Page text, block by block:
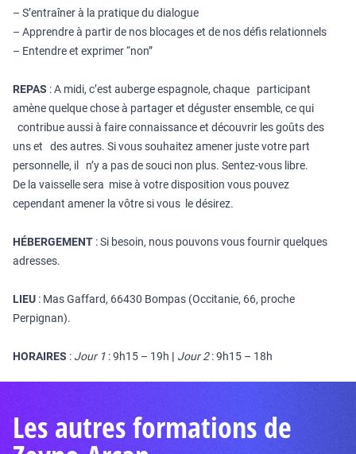
– S’entraîner à la pratique du dialogue
– Apprendre à partir de nos blocages et de nos défis relationnels
– Entendre et exprimer “non”
REPAS : A midi, c’est auberge espagnole, chaque participant
amène quelque chose à partager et déguster ensemble, ce qui
contribue aussi à faire connaissance et découvrir les goûts des
uns et des autres. Si vous souhaitez amener juste votre part
personnelle, il n’y a pas de souci non plus. Sentez-vous libre.
De la vaisselle sera mise à votre disposition vous pouvez
cependant amener la vôtre si vous le désirez.
HÉBERGEMENT : Si besoin, nous pouvons vous fournir quelques
adresses.
LIEU : Mas Gaffard, 66430 Bompas (Occitanie, 66, proche
Perpignan).
HORAIRES : Jour 1 : 9h15 – 19h | Jour 2: 9h15 – 18h
Les autres formations de